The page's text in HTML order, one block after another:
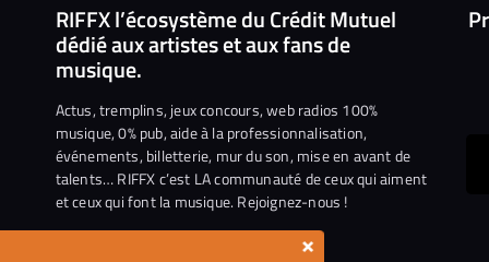
RIFFX l’écosystème du Crédit Mutuel
dédié aux artistes et aux fans de
musique.
Actus, tremplins, jeux concours, web radios 100%
musique, 0% pub, aide à la professionnalisation,
événements, billetterie, mur du son, mise en avant de
talents… RIFFX c’est LA communauté de ceux qui aiment
et ceux qui font la musique. Rejoignez-nous !
×